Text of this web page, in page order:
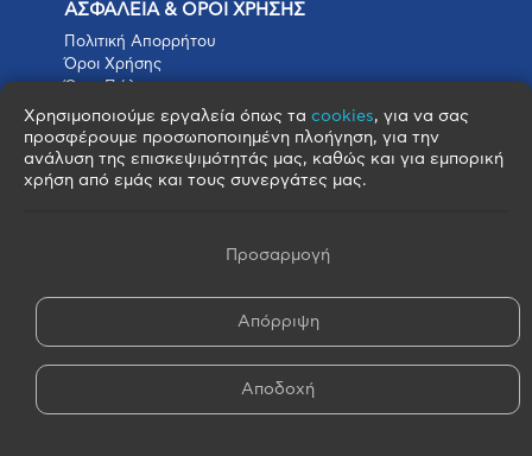
ΑΣΦΑΛΕΙΑ & ΟΡΟΙ ΧΡΗΣΗΣ
Πολιτική Απορρήτου
Όροι Χρήσης
Όροι Πώλησης
Όροι Αγοράς
Πολιτική Cookies
Πνευματικά Δικαιώματα
Όροι & Προϋποθέσεις Escrow
Χρησιμοποιούμε εργαλεία όπως τα cookies, για να σας
προσφέρουμε προσωποποιημένη πλοήγηση, για την
ανάλυση της επισκεψιμότητάς μας, καθώς και για εμπορική
χρήση από εμάς και τους συνεργάτες μας.
Προσαρμογή
Απόρριψη
Αποδοχή